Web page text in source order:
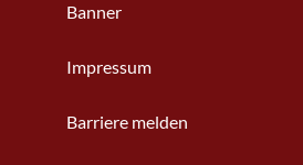
Banner
Impressum
Barriere melden